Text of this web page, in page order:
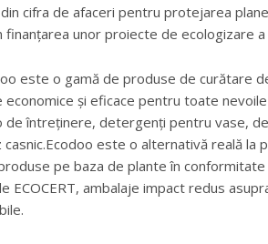
cifra de afaceri pentru protejarea
finanțarea unor proiecte de ecologizare a
este o gamă de produse de curătare
și eficace pentru toate
de întreținere, detergenți pentru vase,
este o alternativă reală la
pe baza de plante în
ECOCERT, ambalaje impact redus